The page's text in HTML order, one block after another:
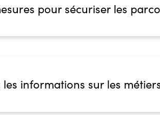
pour sécuriser les
les informations sur les